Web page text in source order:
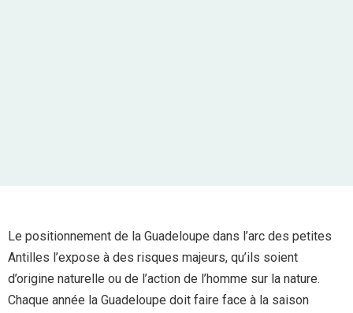
Le positionnement de la Guadeloupe dans l’arc des petites
Antilles l’expose à des risques majeurs, qu’ils soient
d’origine naturelle ou de l’action de l’homme sur la nature.
Chaque année la Guadeloupe doit faire face à la saison